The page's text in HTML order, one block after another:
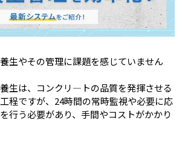
生やその管理に課題を感じていません
生は、コンクリ―トの品質を発揮させる
程ですが、24時間の常時監視や必要に応
行う必要があり、手間やコストがかかり